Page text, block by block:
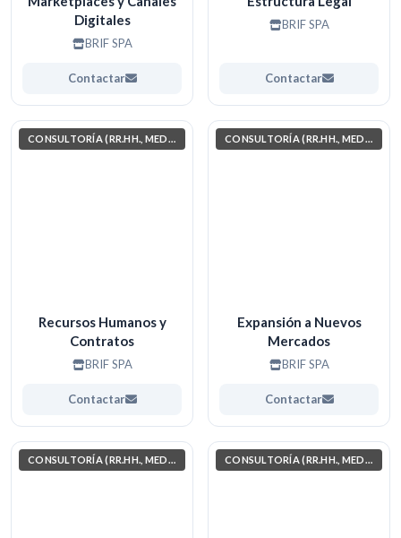
Digitales
BRIF SPA
Contactar
BRIF SPA
Contactar
CONSULTORÍA (RR.HH., MEDIO AMBIENTE, INVESTIGACIÓN)
Recursos Humanos y
Contratos
BRIF SPA
Contactar
CONSULTORÍA (RR.HH., MEDIO AMBIENTE, INVESTIGACIÓN)
Expansión a Nuevos
Mercados
BRIF SPA
Contactar
CONSULTORÍA (RR.HH., MEDIO AMBIENTE, INVESTIGACIÓN) CONSULTORÍA (RR.HH., MEDIO AMBIENTE, INVESTIGACIÓN)